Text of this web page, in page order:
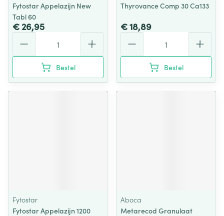
Fytostar Appelazijn New
Tabl 60
€ 26,95
Bestel
Thyrovance Comp 30 Ca133
€ 18,89
Bestel
Fytostar
Fytostar Appelazijn 1200
Aboca
Metarecod Granulaat